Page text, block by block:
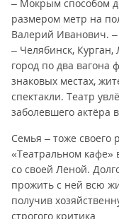
– Мокрым способом
размером метр на
Валерий Иванович. –
– Челябинск,
город по два вагона
знаковых местах,
спектакли. Театр
заболевшего актёра
Семья – тоже своего
«Театральном
со своей Леной.
прожить с ней всю
получив
строгого критика…